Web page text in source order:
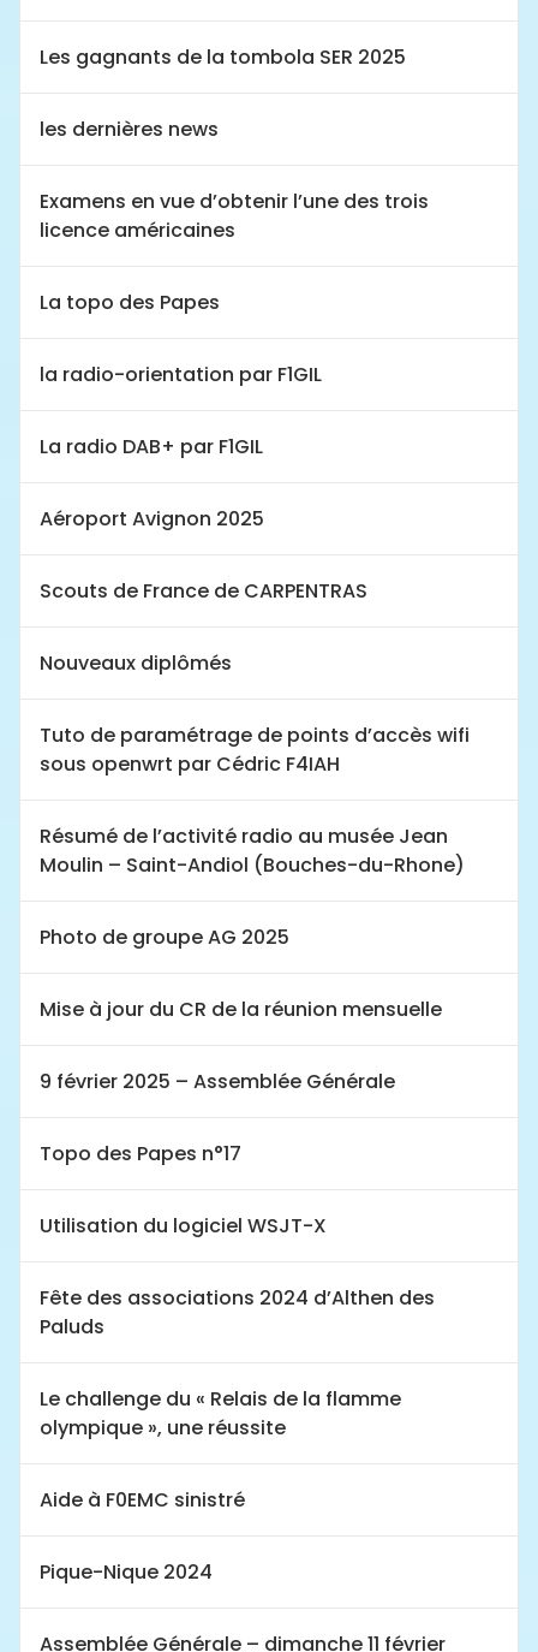
Les gagnants de la tombola SER 2025
les dernières news
Examens en vue d’obtenir l’une des trois
licence américaines
La topo des Papes
la radio-orientation par F1GIL
La radio DAB+ par F1GIL
Aéroport Avignon 2025
Scouts de France de CARPENTRAS
Nouveaux diplômés
Tuto de paramétrage de points d’accès wifi
sous openwrt par Cédric F4IAH
Résumé de l’activité radio au musée Jean
Moulin – Saint-Andiol (Bouches-du-Rhone)
Photo de groupe AG 2025
Mise à jour du CR de la réunion mensuelle
9 février 2025 – Assemblée Générale
Topo des Papes n°17
Utilisation du logiciel WSJT-X
Fête des associations 2024 d’Althen des
Paluds
Le challenge du « Relais de la flamme
olympique », une réussite
Aide à F0EMC sinistré
Pique-Nique 2024
Assemblée Générale – dimanche 11 février